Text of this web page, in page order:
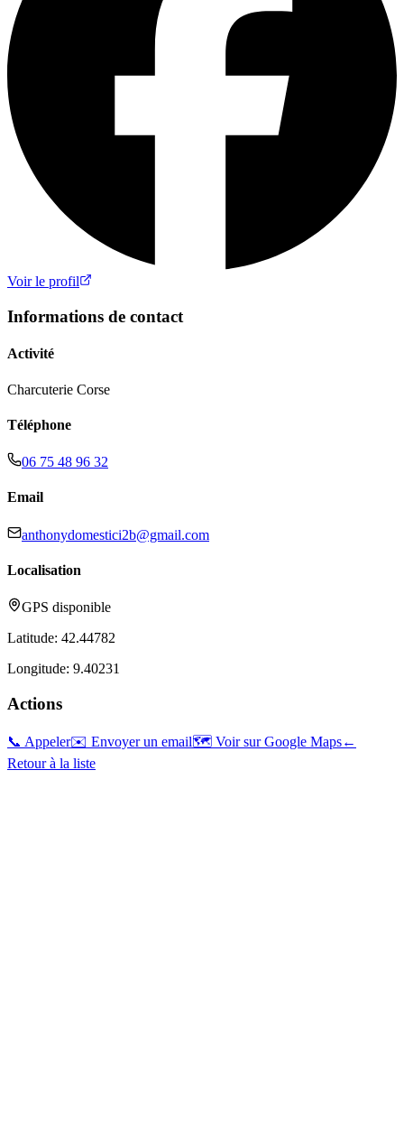
Voir le profil
Informations de contact
Activité
Charcuterie Corse
Téléphone
06 75 48 96 32
Email
anthonydomestici2b@gmail.com
Localisation
GPS disponible
Latitude: 42.44782
Longitude: 9.40231
Actions
📞 Appeler✉️ Envoyer un email🗺️ Voir sur Google Maps←
Retour à la liste